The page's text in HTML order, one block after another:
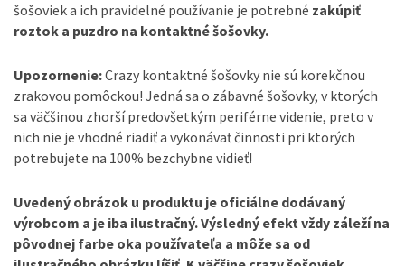
šošoviek a ich pravidelné používanie je potrebné zakúpiť
roztok a puzdro na kontaktné šošovky.
Upozornenie:Crazy kontaktné šošovky nie sú korekčnou
zrakovou pomôckou! Jedná sa o zábavné šošovky, v ktorých
sa väčšinou zhorší predovšetkým periférne videnie, preto v
nich nie je vhodné riadiť a vykonávať činnosti pri ktorých
potrebujete na 100% bezchybne vidieť!
Uvedený obrázok u produktu je oficiálne dodávaný
výrobcom a je iba ilustračný. Výsledný efekt vždy záleží na
pôvodnej farbe oka používateľa a môže sa od